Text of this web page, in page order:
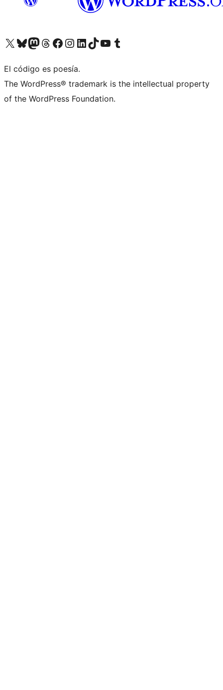
Visita nuestra cuenta de X (anteriormente Twitter)
Visita nuestra cuenta de Bluesky
Visita nuestra cuenta de Mastodon
Visita nuestra cuenta de Threads
Visita nuestra página de Facebook
Visita nuestra cuenta de Instagram
Visita nuestra cuenta de LinkedIn
Visita nuestra cuenta de TikTok
Visita nuestro canal de YouTube
Visita nuestra cuenta de Tumblr
El código es poesía.
The WordPress® trademark is the intellectual property
of the WordPress Foundation.